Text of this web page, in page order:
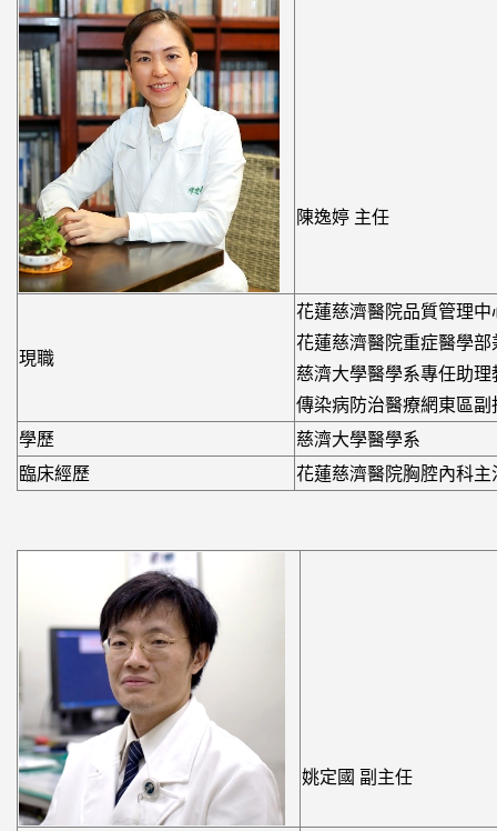
陳逸婷 主任
現職
花蓮慈濟醫院品質管理中
花蓮慈濟醫院重症醫學
慈濟大學醫學系專任助理
傳染病防治醫療網東區副
學歷
慈濟大學醫學系
臨床經歷
花蓮慈濟醫院胸腔內科主
姚定國 副主任